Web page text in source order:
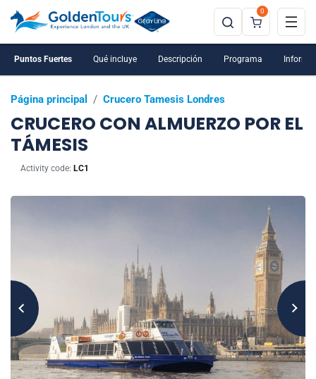
0
Página principal / Crucero Tamesis Londres
CRUCERO CON ALMUERZO POR EL
TÁMESIS
Activity code: LC1
Puntos Fuertes Qué incluye Descripción Programa